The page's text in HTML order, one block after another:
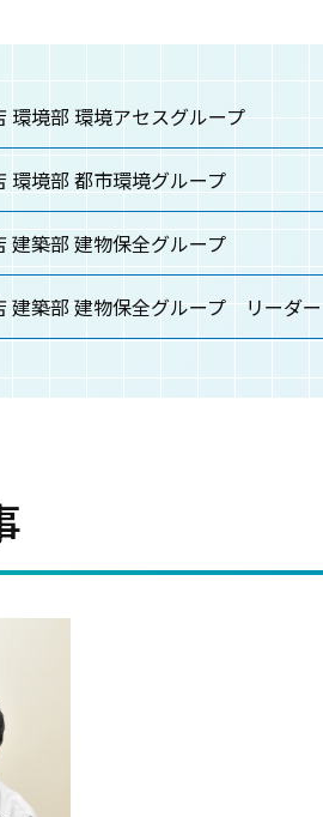
環境部 環境アセスグループ
環境部 都市環境グループ
建築部 建物保全グループ
建築部 建物保全グループ リーダー